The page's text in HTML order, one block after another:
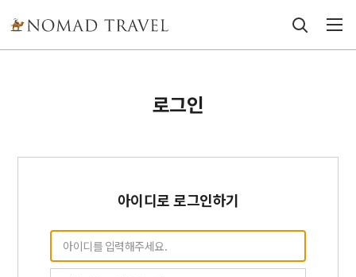
로그인
아이디로 로그인하기